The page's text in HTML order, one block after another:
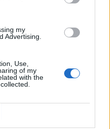
my
Advertising.
Use,
of my
with the
ταβέρνα στο